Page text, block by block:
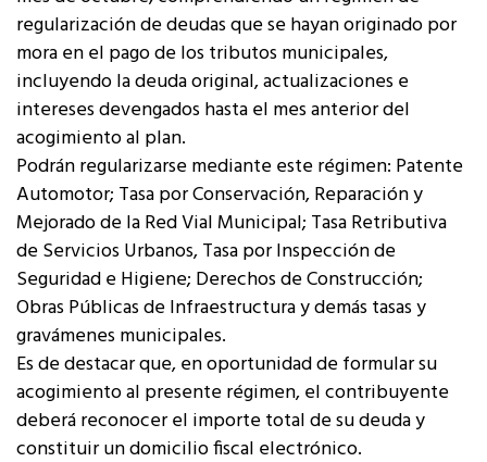
regularización de deudas que se hayan originado por
mora en el pago de los tributos municipales,
incluyendo la deuda original, actualizaciones e
intereses devengados hasta el mes anterior del
acogimiento al plan.
Podrán regularizarse mediante este régimen: Patente
Automotor; Tasa por Conservación, Reparación y
Mejorado de la Red Vial Municipal; Tasa Retributiva
de Servicios Urbanos, Tasa por Inspección de
Seguridad e Higiene; Derechos de Construcción;
Obras Públicas de Infraestructura y demás tasas y
gravámenes municipales.
Es de destacar que, en oportunidad de formular su
acogimiento al presente régimen, el contribuyente
deberá reconocer el importe total de su deuda y
constituir un domicilio fiscal electrónico.